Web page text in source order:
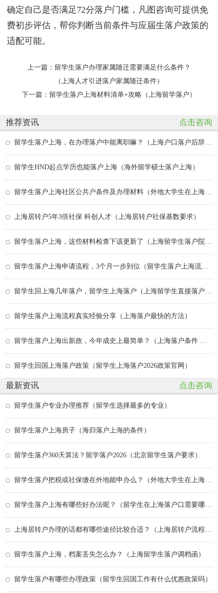
确定自己是否满足72分落户门槛，凡图咨询可提供免
费初步评估，帮你判断当前条件与应届生落户政策的
适配可能。
上一篇： 留学生落户办理家属随迁需要满足什么条件？
（上海人才引进落户家属随迁条件）
下一篇： 留学生落户上海材料清单+攻略（上海留学落户）
推荐资讯 点击咨询
留学生HND起点学历也能落户上海（海外留学硕士落户上海）
上海居转户5年3倍社保 科创人才（上海居转户社保基数要求）
留学生落户上海流程真实经验分享（上海落户最快的方法）
留学生回国上海落户政策（留学生上海落户2026政策官网）
最新资讯 点击咨询
留学生落户专业办理推荐（留学生选择最多的专业）
留学生落户上海房子（海归落户上海的条件）
留学生落户360天算法？留学落户2026（北京留学生落户要求）
留学生落户上海，档案丢失怎么办？（上海留学生落户调档函）
留学生落户有哪些办理政策（留学生回国工作有什么优惠政策吗）